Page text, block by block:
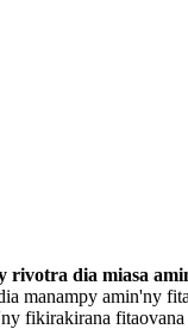
dia miasa
manampy amin'ny
fikirakirana fitaovana